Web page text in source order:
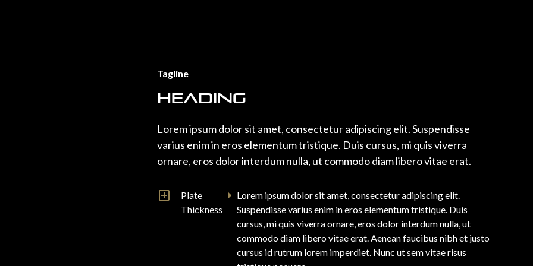
Tagline
Heading
Lorem ipsum dolor sit amet, consectetur adipiscing elit. Suspendisse
varius enim in eros elementum tristique. Duis cursus, mi quis viverra
ornare, eros dolor interdum nulla, ut commodo diam libero vitae erat.
Plate
Thickness
Lorem ipsum dolor sit amet, consectetur adipiscing elit.
Suspendisse varius enim in eros elementum tristique. Duis
cursus, mi quis viverra ornare, eros dolor interdum nulla, ut
commodo diam libero vitae erat. Aenean faucibus nibh et justo
cursus id rutrum lorem imperdiet. Nunc ut sem vitae risus